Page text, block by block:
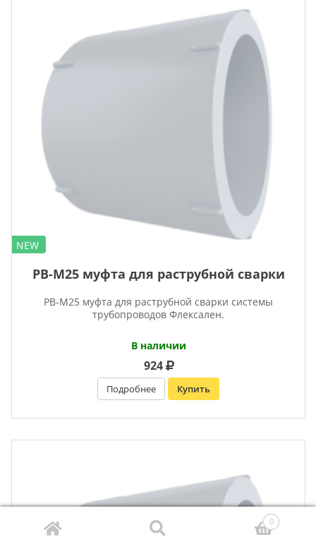
NEW
PB-M25 муфта для раструбной сварки
PB-M25 муфта для раструбной сварки системы
трубопроводов Флексален.
В наличии
924
Подробнее Купить
0